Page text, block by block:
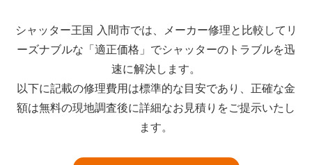
シャッター王国 入間市では、メーカー修理と比較してリ
ーズナブルな「適正価格」でシャッターのトラブルを迅
速に解決します。
以下に記載の修理費用は標準的な目安であり、正確な金
額は無料の現地調査後に詳細なお見積りをご提示いたし
ます。